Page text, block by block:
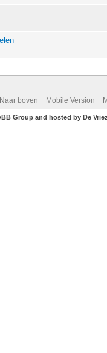
Naar boven Mobile Version
Group and hosted by De